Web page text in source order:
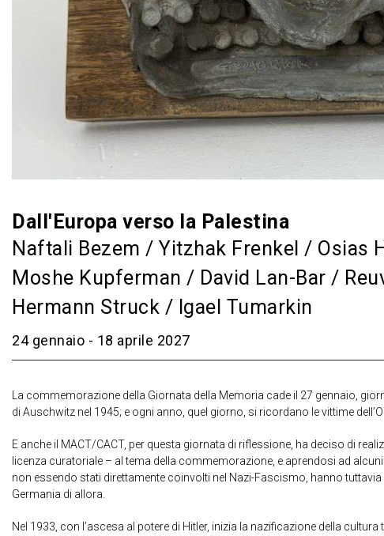
Dall'Europa verso la Palestina
Naftali Bezem / Yitzhak Frenkel / Osias
Moshe Kupferman / David Lan-Bar /
Hermann Struck / Igael Tumarkin
24 gennaio - 18 aprile 2027
La commemorazione della Giornata della Memoria cade il 27 gennaio,
di Auschwitz nel 1945; e ogni anno, quel giorno, si ricordano le vittime
E anche il MACT/CACT, per questa giornata di riflessione, ha deciso di
licenza curatoriale – al tema della commemorazione, e aprendosi ad
non essendo stati direttamente coinvolti nel Nazi-Fascismo, hanno
Germania di allora.
Nel 1933, con l’ascesa al potere di Hitler, inizia la nazificazione della